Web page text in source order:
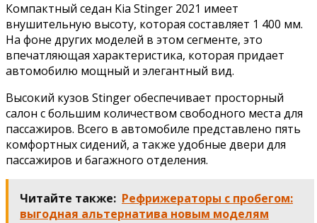
Компактный седан Kia Stinger 2021 имеет
внушительную высоту, которая составляет 1 400 мм.
На фоне других моделей в этом сегменте, это
впечатляющая характеристика, которая придает
автомобилю мощный и элегантный вид.
Высокий кузов Stinger обеспечивает просторный
салон с большим количеством свободного места для
пассажиров. Всего в автомобиле представлено пять
комфортных сидений, а также удобные двери для
пассажиров и багажного отделения.
Читайте также: Рефрижераторы с пробегом:
выгодная альтернатива новым моделям